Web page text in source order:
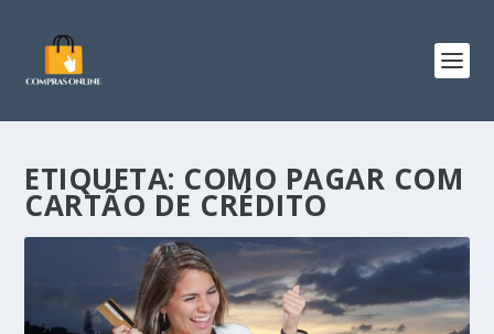
ETIQUETA: COMO PAGAR COM
CARTÃO DE CRÉDITO